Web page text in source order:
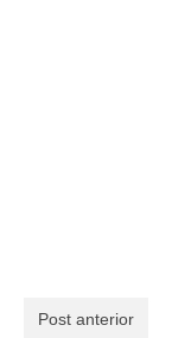
Post anterior